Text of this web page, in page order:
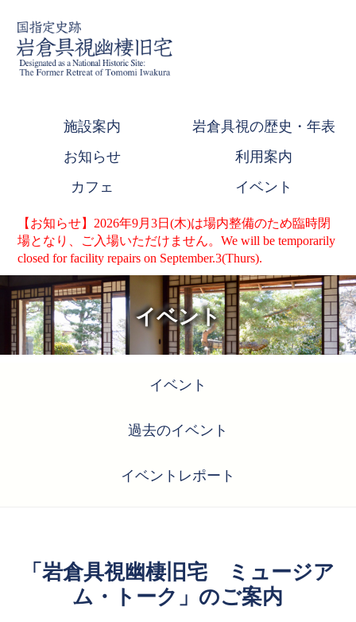
施設案内
岩倉具視の歴史・年表
お知らせ
利用案内
カフェ
イベント
【お知らせ】2026年9月3日(木)は場内整備のため臨時閉
場となり、ご入場いただけません。We will be temporarily
closed for facility repairs on September.3(Thurs).
イベント
イベント
過去のイベント
イベントレポート
「岩倉具視幽棲旧宅 ミュージア
ム・トーク」のご案内